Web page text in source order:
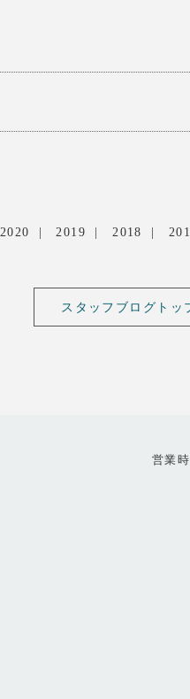
2020 2019 2018
スタッフブログトッ
営業時